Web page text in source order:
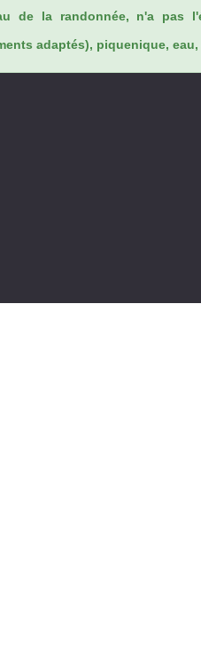
de la randonnée, n'a pas
adaptés), piquenique, eau,